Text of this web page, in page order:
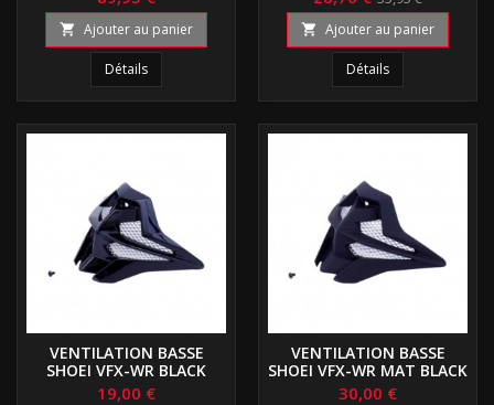
 Ajouter au panier
Détails
 Ajouter au panier
Détails
VENTILATION BASSE
SHOEI VFX-WR BLACK
19,00 €
VENTILATION BASSE
SHOEI VFX-WR MAT BLACK
30,00 €